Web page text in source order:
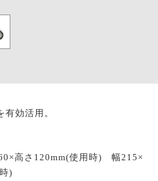
効活用。
高さ120mm(使用時) 幅215×
)